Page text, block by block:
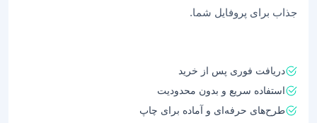
جذاب برای پروفایل شما.
دریافت فوری پس از خرید
استفاده سریع و بدون محدودیت
طرح‌های حرفه‌ای و آماده برای چاپ